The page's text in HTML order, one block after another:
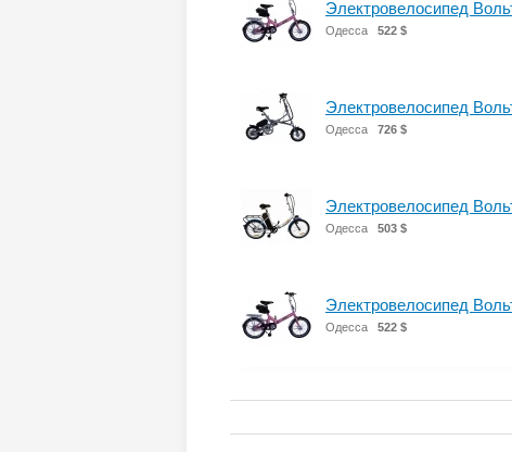
Электровелосипед
Одесса 522 $
Электровелосипед
Одесса 726 $
Электровелосипед
Одесса 503 $
Электровелосипед
Одесса 522 $